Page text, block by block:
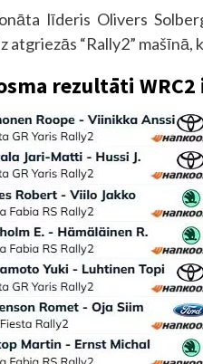
līderis Olivers
atgriezās “Rally2”
rezultāti